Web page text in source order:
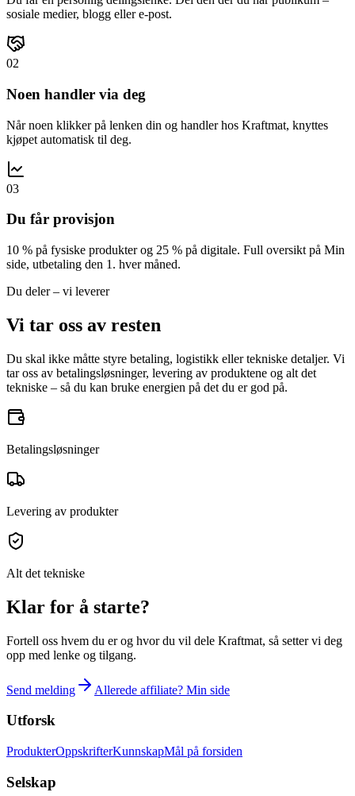
sosiale medier, blogg eller e-post.
02
Noen handler via deg
Når noen klikker på lenken din og handler hos Kraftmat, knyttes
kjøpet automatisk til deg.
03
Du får provisjon
10 % på fysiske produkter og 25 % på digitale. Full oversikt på Min
side, utbetaling den 1. hver måned.
Du deler – vi leverer
Vi tar oss av resten
Du skal ikke måtte styre betaling, logistikk eller tekniske detaljer. Vi
tar oss av betalingsløsninger, levering av produktene og alt det
tekniske – så du kan bruke energien på det du er god på.
Betalingsløsninger
Levering av produkter
Alt det tekniske
Klar for å starte?
Fortell oss hvem du er og hvor du vil dele Kraftmat, så setter vi deg
opp med lenke og tilgang.
Send melding Allerede affiliate? Min side
Utforsk
ProdukterOppskrifterKunnskapMål på forsiden
Selskap